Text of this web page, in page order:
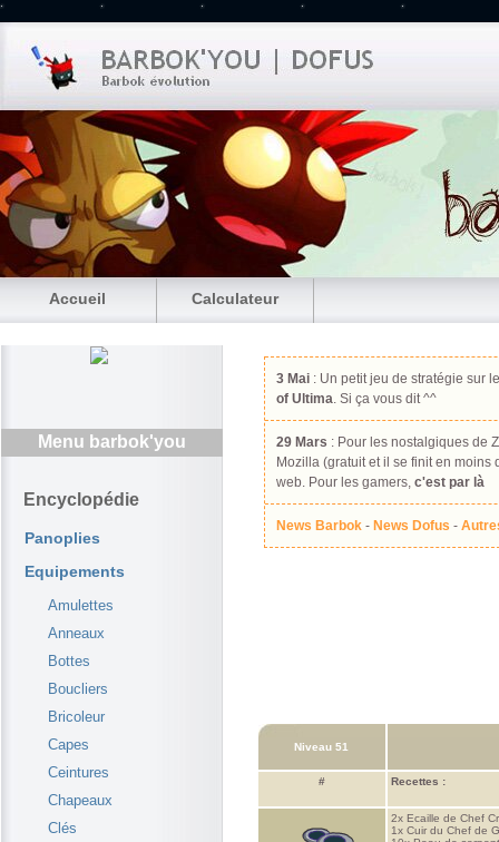
Accueil Calculateur
Menu barbok'you
Encyclopédie
Panoplies
Equipements
Amulettes
Anneaux
Bottes
Boucliers
Bricoleur
Capes
Ceintures
Chapeaux
Clés
3 Mai : Un petit jeu de stratégie sur
of Ultima. Si ça vous dit ^^
29 Mars : Pour les nostalgiques de
Mozilla (gratuit et il se finit en
web. Pour les gamers, c'est par là
News Barbok - News Dofus -
Niveau 51
# Recettes :
2x Ecaille de Chef
1x Cuir du Chef de